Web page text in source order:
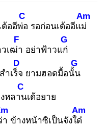
ออีพ่อ
C
รอก่อนเด้ออีแม่
Am
เฒ่า
F
อย่าฟ้าวแก่
G
ำเร็จ
D
ยามฮอดมื้อนั้น
G
หลาน
C
เด้อยาย
ข้างหน้าซิเป็นจังใด๋
Am